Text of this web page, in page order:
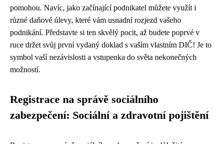
pomohou. Navíc, jako začínající podnikatel můžete využít i
různé daňové úlevy, které vám usnadní rozjezd vašeho
podnikání. Představte si ten skvělý pocit, až budete poprvé v
ruce držet svůj první vydaný doklad s vaším vlastním DIČ! Je to
symbol vaší nezávislosti a vstupenka do světa nekonečných
možností.
Registrace na správě sociálního
zabezpečení: Sociální a zdravotní pojištění